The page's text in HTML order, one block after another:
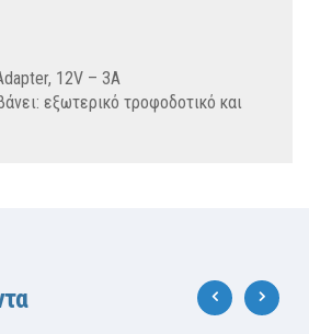
12V – 3A
εξωτερικό τροφοδοτικό και